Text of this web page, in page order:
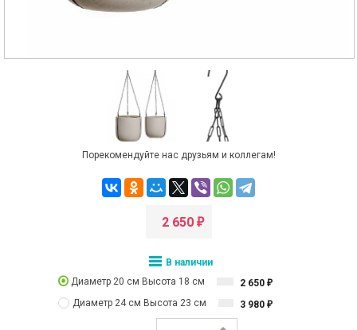
Порекомендуйте нас друзьям и коллегам!
2 650 ₽
В наличии
Диаметр 20 см Высота 18 см
2 650 ₽
Диаметр 24 см Высота 23 см 3 980 ₽